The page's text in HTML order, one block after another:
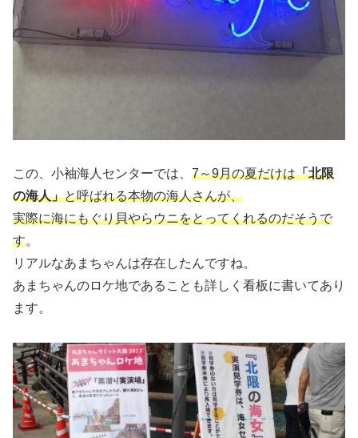
この、小袖海人センターでは、 7～9月の夏だけは「北限
の海人」と呼ばれる本物の海人さんが、
実際に海にもぐり貝やらウニをとってくれるのだそうで
す。
リアルなあまちゃんは存在したんですね。
あまちゃんのロケ地であることも詳しく看板に書いてあり
ます。